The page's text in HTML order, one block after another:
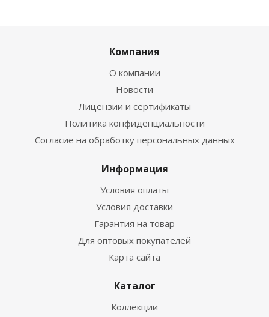
Компания
О компании
Новости
Лицензии и сертификаты
Политика конфиденциальности
Согласие на обработку персональных данных
Информация
Условия оплаты
Условия доставки
Гарантия на товар
Для оптовых покупателей
Карта сайта
Каталог
Коллекции